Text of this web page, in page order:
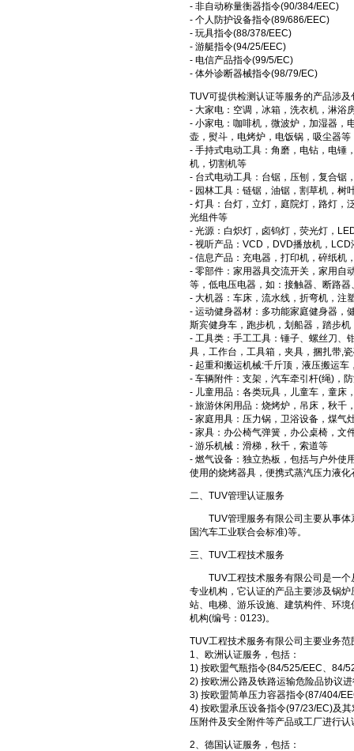
- 非自动称量衡器指令(90/384/EEC)
- 个人防护设备指令(89/686/EEC)
- 玩具指令(88/378/EEC)
- 游艇指令(94/25/EEC)
- 电信产品指令(99/5/EC)
- 体外诊断器械指令(98/79/EC)
TUV可提供检测认证等服务的产品涉及
- 大家电：空调，冰箱，洗衣机，淋浴
- 小家电：咖啡机，微波炉，加湿器，
壶，熨斗，电烤炉，电饭锅，吸尘器等
- 手持式电动工具：角磨，电钻，电锤
机，切割机等
- 台式电动工具：台锯，压刨，复合锯
- 园林工具：链锯，油锯，割草机，树
- 灯具：台灯，立灯，庭院灯，路灯，
光组件等
- 光源：白炽灯，卤钨灯，荧光灯，
- 视听产品：VCD，DVD播放机，LCD
- 信息产品：充电器，打印机，碎纸机
- 零部件：家用器具交流开关，家用自
等，低电压电器，如：接触器、断路
- 大机器：车床，流水线，折弯机，注
- 运动健身器材：多功能家庭健身器，
斯宾健身车，跑步机，划船器，踏步
- 工具类：手工工具：锤子、螺丝刀、
具，工作台，工具箱，夹具，捆扎带,
- 起重和搬运机械:千斤顶，液压搬运
- 车辆附件：支架，汽车牵引杆(绳)，
- 儿童用品：各类玩具，儿童车，童床
- 旅游休闲用品：烧烤炉，吊床，秋千
- 家庭用具：压力锅，卫浴设备，煤气
- 家具：办公椅气弹簧，办公桌椅，文
- 游乐机械：滑梯，秋千，索道等
- 燃气设备：独立热板，包括与户外使
使用的烧烤器具，便携式蒸汽压力液
二、TUV管理认证服务
TUV管理服务有限公司主要从事体
国汽车工业联合会标准)等。
三、TUV工程技术服务
TUV工程技术服务有限公司是一个
专业机构，它认证的产品主要涉及锅
站、电梯、游乐设施、建筑构件、环
机构(编号：0123)。
TUV工程技术服务有限公司主要业务范
1、欧洲认证服务，包括：
1) 按欧盟气瓶指令(84/525/EEC、84/
2) 按欧洲公路及铁路运输危险品协议
3) 按欧盟简单压力容器指令(87/404/
4) 按欧盟承压设备指令(97/23/EC)及
压附件及安全附件等产品或工厂进行认
2、德国认证服务，包括：